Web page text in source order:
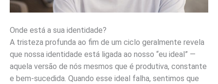
Onde está a sua identidade?
A tristeza profunda ao fim de um ciclo geralmente revela
que nossa identidade está ligada ao nosso “eu ideal” —
aquela versão de nós mesmos que é produtiva, constante
e bem-sucedida. Quando esse ideal falha, sentimos que